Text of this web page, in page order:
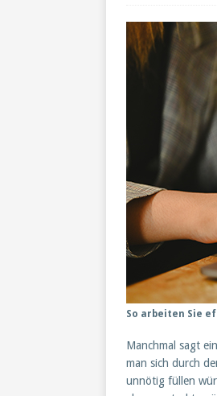
So arbeiten Sie
Manchmal sagt
man sich durch
unnötig füllen